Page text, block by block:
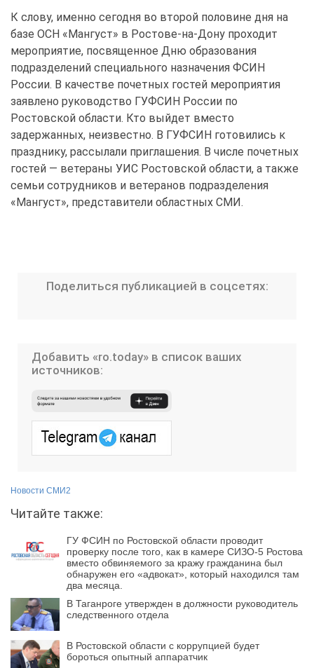
К слову, именно сегодня во второй половине дня на
базе ОСН «Мангуст» в Ростове-на-Дону проходит
мероприятие, посвященное Дню образования
подразделений специального назначения ФСИН
России. В качестве почетных гостей мероприятия
заявлено руководство ГУФСИН России по
Ростовской области. Кто выйдет вместо
задержанных, неизвестно. В ГУФСИН готовились к
празднику, рассылали приглашения. В числе почетных
гостей — ветераны УИС Ростовской области, а также
семьи сотрудников и ветеранов подразделения
«Мангуст», представители областных СМИ.
Поделиться публикацией в соцсетях:
Добавить «ro.today» в список ваших
источников:
Новости СМИ2
Читайте также:
ГУ ФСИН по Ростовской области проводит
проверку после того, как в камере СИЗО-5 Ростова
вместо обвиняемого за кражу гражданина был
обнаружен его «адвокат», который находился там
два месяца.
В Таганроге утвержден в должности руководитель
следственного отдела
В Ростовской области с коррупцией будет
бороться опытный аппаратчик